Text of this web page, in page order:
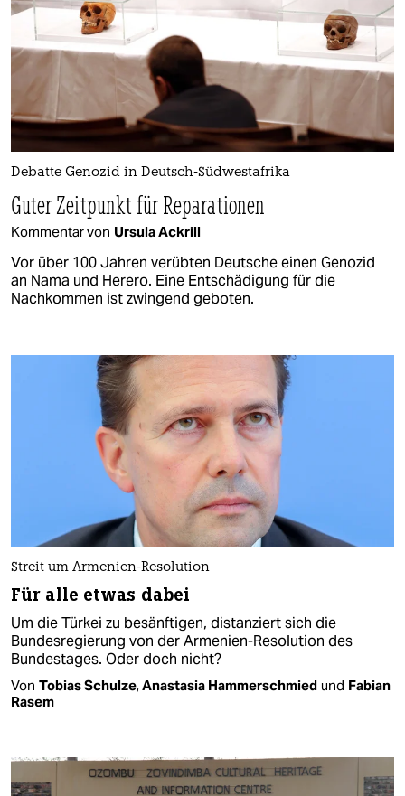
Debatte Genozid in Deutsch-Südwestafrika
Guter Zeitpunkt für Reparationen
Kommentar von Ursula Ackrill
Vor über 100 Jahren verübten Deutsche einen Genozid
an Nama und Herero. Eine Entschädigung für die
Nachkommen ist zwingend geboten.
Streit um Armenien-Resolution
Für alle etwas dabei
Um die Türkei zu besänftigen, distanziert sich die
Bundesregierung von der Armenien-Resolution des
Bundestages. Oder doch nicht?
Von Tobias Schulze,Anastasia Hammerschmied und Fabian
Rasem